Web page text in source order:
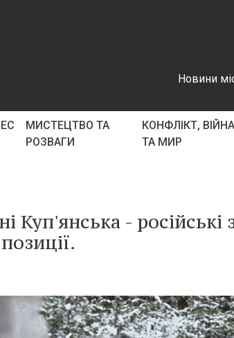
Новини
МИСТЕЦТВО ТА
РОЗВАГИ
КОНФЛІКТ, ВІЙНА
ТА МИР
Куп'янська -